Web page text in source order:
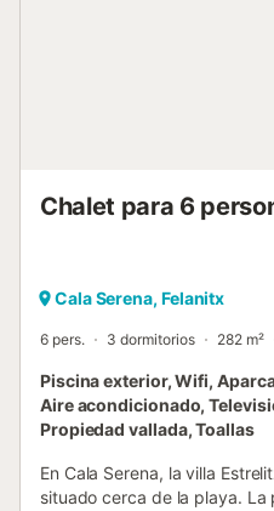
Chalet para 6
Cala Serena, Felanitx
6 pers. 3 dormitorios 282 m²
Piscina exterior, Wifi,
Aire acondicionado,
Propiedad vallada, Toallas
En Cala Serena, la villa
situado cerca de la playa.